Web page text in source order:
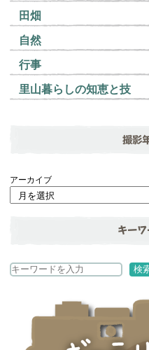
田畑
自然
行事
里山暮らしの知恵と技
撮影
アーカイブ
キー
検
検